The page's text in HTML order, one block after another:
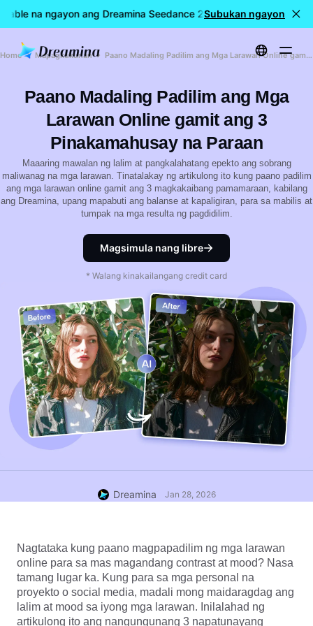
na ngayon ang Dreamina Seedance 2.5 🎉 LIVE na ang
Subukan ngayon
Home Mapagkukunan Paano Madaling Padilim ang Mga Larawan Online gamit ang 3 Pinakamahusay na Paraan
Paano Madaling Padilim ang Mga
Larawan Online gamit ang 3
Pinakamahusay na Paraan
Maaaring mawalan ng lalim at pangkalahatang epekto ang sobrang
maliwanag na mga larawan. Tinatalakay ng artikulong ito kung paano padilim
ang mga larawan online gamit ang 3 magkakaibang pamamaraan, kabilang
ang Dreamina, upang mapabuti ang balanse at kapaligiran, para sa mabilis at
tumpak na mga resulta ng pagdidilim.
Magsimula nang libre
* Walang kinakailangang credit card
Dreamina Jan 28, 2026
Nagtataka kung paano magpapadilim ng mga larawan
online para sa mas magandang contrast at mood? Nasa
tamang lugar ka. Kung para sa mga personal na
proyekto o social media, madali mong maidaragdag ang
lalim at mood sa iyong mga larawan. Inilalahad ng
artikulong ito ang nangungunang 3 napatunayang